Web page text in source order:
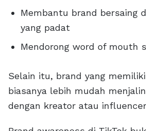
Membantu brand bersaing
yang padat
Mendorong word of mouth
Selain itu, brand yang
biasanya lebih mudah
dengan kreator atau